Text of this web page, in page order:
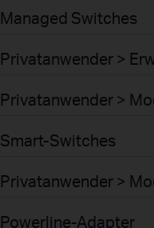
Managed Switches
Privatanwender >
Privatanwender >
Smart-Switches
Privatanwender >
Powerline-Adapter